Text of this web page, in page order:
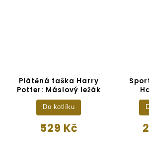
Plátěná taška Harry
Potter: Máslový ležák
529 Kč
Do kotlíku